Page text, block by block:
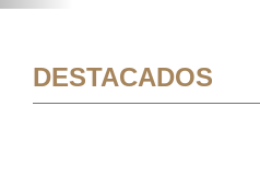
DESTACADOS